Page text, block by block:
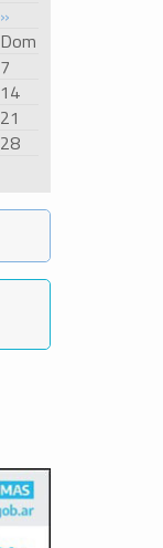
»
Dom
7
14
21
28